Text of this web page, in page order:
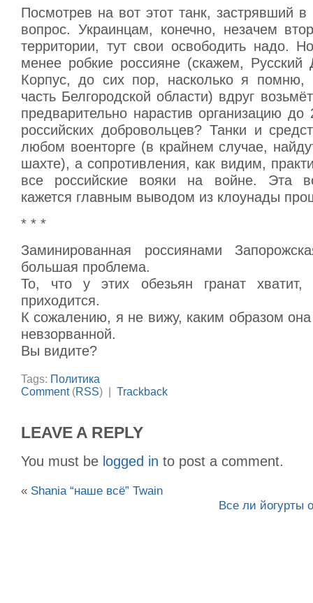
Посмотрев на вот этот танк, застрявший в
вопрос. Украинцам, конечно, незачем
территории, тут свои освободить надо.
менее робкие россияне (скажем, Русский
Корпус, до сих пор, насколько я помню,
часть Белгородской области) вдруг
предварительно нарастив организацию до
российских добровольцев? Танки и
любом военторге (в крайнем случае,
шахте), а сопротивления, как видим,
все российские вояки на войне. Эта
кажется главным выводом из клоунады
* * *
Заминированная россиянами
большая проблема.
То, что у этих обезьян гранат хватит,
приходится.
К сожалению, я не вижу, каким образом она
невзорванной.
Вы видите?
Tags: Политика
Comment(RSS) | Trackback
LEAVE A REPLY
You must be logged in to post a comment.
« Shania “наше всё” Twain
Все ли йогурты